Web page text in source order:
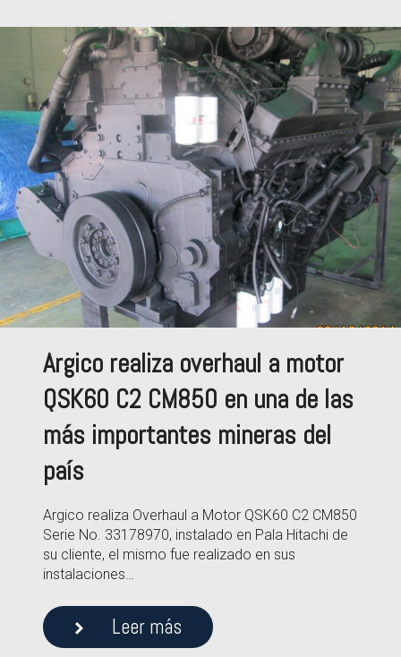
Argico realiza overhaul a motor
QSK60 C2 CM850 en una de las
más importantes mineras del
país
Argico realiza Overhaul a Motor QSK60 C2 CM850
Serie No. 33178970, instalado en Pala Hitachi de
su cliente, el mismo fue realizado en sus
instalaciones…
Leer más